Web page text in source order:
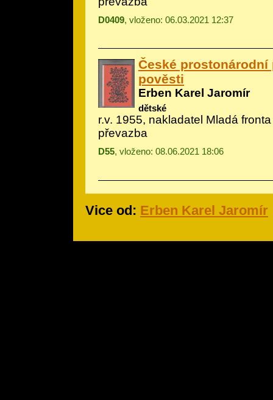
D0409, vloženo: 06.03.2021 12:37
České prostonárodní
pověsti
Erben Karel Jaromír
dětské
r.v. 1955, nakladatel Mladá fronta
převazba
D55, vloženo: 08.06.2021 18:06
Vice od: Erben Karel Jaromír